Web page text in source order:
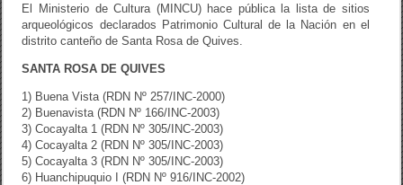
El Ministerio de Cultura (MINCU) hace pública la lista de sitios
arqueológicos declarados Patrimonio Cultural de la Nación en el
distrito canteño de Santa Rosa de Quives.
SANTA ROSA DE QUIVES
1) Buena Vista (RDN Nº 257/INC-2000)
2) Buenavista (RDN Nº 166/INC-2003)
3) Cocayalta 1 (RDN Nº 305/INC-2003)
4) Cocayalta 2 (RDN Nº 305/INC-2003)
5) Cocayalta 3 (RDN Nº 305/INC-2003)
6) Huanchipuquio I (RDN Nº 916/INC-2002)